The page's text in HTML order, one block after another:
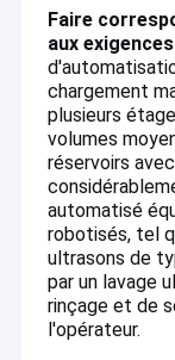
Décapant
La cuisine
Faire
aux
chargement
plusieurs
volumes
réservoirs
automatisé
robotisés, tel
ultrasons de
par un lavage
rinçage et de
l'opérateur.
contacter.